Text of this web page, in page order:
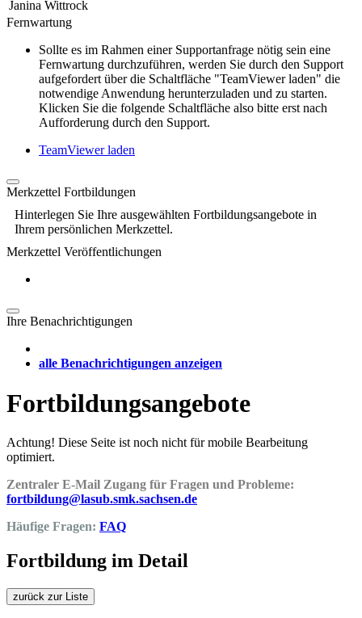
Janina Wittrock
Fernwartung
Sollte es im Rahmen einer Supportanfrage nötig sein eine
Fernwartung durchzuführen, werden Sie durch den Support
aufgefordert über die Schaltfläche "TeamViewer laden" die
notwendige Anwendung herunterzuladen und zu starten.
Klicken Sie die folgende Schaltfläche also bitte erst nach
Aufforderung durch den Support.
TeamViewer laden
Merkzettel Fortbildungen
Hinterlegen Sie Ihre ausgewählten Fortbildungsangebote in
Ihrem persönlichen Merkzettel.
Merkzettel Veröffentlichungen
Ihre Benachrichtigungen
alle Benachrichtigungen anzeigen
Fortbildungsangebote
Achtung! Diese Seite ist noch nicht für mobile Bearbeitung
optimiert.
Zentraler E-Mail Zugang für Fragen und Probleme:
fortbildung@lasub.smk.sachsen.de
Häufige Fragen: FAQ
Fortbildung im Detail
zurück zur Liste